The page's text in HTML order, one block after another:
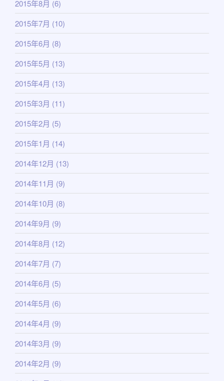
2015年8月 (6)
2015年7月 (10)
2015年6月 (8)
2015年5月 (13)
2015年4月 (13)
2015年3月 (11)
2015年2月 (5)
2015年1月 (14)
2014年12月 (13)
2014年11月 (9)
2014年10月 (8)
2014年9月 (9)
2014年8月 (12)
2014年7月 (7)
2014年6月 (5)
2014年5月 (6)
2014年4月 (9)
2014年3月 (9)
2014年2月 (9)